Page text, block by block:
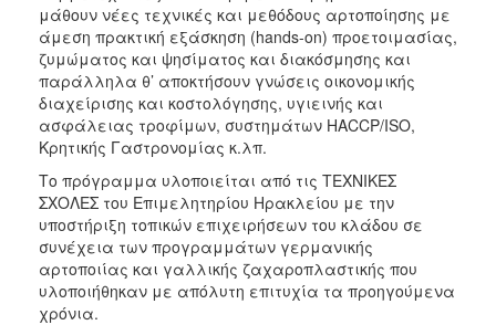
ΠΟΛΙΤΙΣΜΟΣ
ΑΝΘΕΚΤΙΚΗ
ΠΟΛΗ
μάθουν νέες τεχνικές και μεθόδους αρτοποίησης με
άμεση πρακτική εξάσκηση (hands-on) προετοιμασίας,
ζυμώματος και ψησίματος και διακόσμησης και
παράλληλα θ’ αποκτήσουν γνώσεις οικονομικής
διαχείρισης και κοστολόγησης, υγιεινής και
ασφάλειας τροφίμων, συστημάτων HACCP/ISO,
Κρητικής Γαστρονομίας κ.λπ.
Το πρόγραμμα υλοποιείται από τις ΤΕΧΝΙΚΕΣ
ΣΧΟΛΕΣ του Επιμελητηρίου Ηρακλείου με την
υποστήριξη τοπικών επιχειρήσεων του κλάδου σε
συνέχεια των προγραμμάτων γερμανικής
αρτοποιίας και γαλλικής ζαχαροπλαστικής που
υλοποιήθηκαν με απόλυτη επιτυχία τα προηγούμενα
χρόνια.